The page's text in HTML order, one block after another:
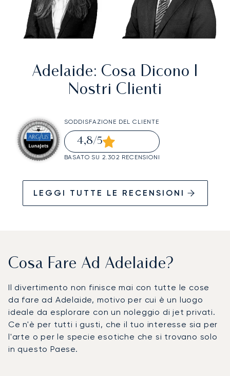
Adelaide: Cosa Dicono I
Nostri Clienti
SODDISFAZIONE DEL CLIENTE
4,8/5
BASATO SU 2.302 RECENSIONI
LEGGI TUTTE LE RECENSIONI
Cosa Fare Ad Adelaide?
Il divertimento non finisce mai con tutte le cose
da fare ad Adelaide, motivo per cui è un luogo
ideale da esplorare con un noleggio di jet privati.
Ce n'è per tutti i gusti, che il tuo interesse sia per
l'arte o per le specie esotiche che si trovano solo
in questo Paese.